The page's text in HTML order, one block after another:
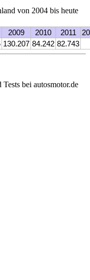
von 2004 bis heute
2009 2010 2011
130.207 84.242 82.743
bei autosmotor.de